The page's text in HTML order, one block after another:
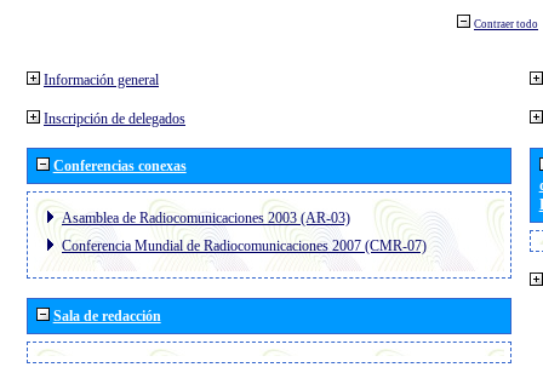
Contraer todo
Información general
Inscripción de delegados
Conferencias conexas
Asamblea de Radiocomunicaciones 2003 (AR-03)
Conferencia Mundial de Radiocomunicaciones 2007 (CMR-07)
Sala de redacción